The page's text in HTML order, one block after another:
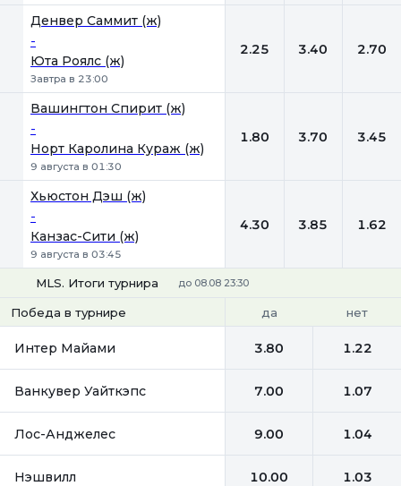
Денвер Саммит (ж)
-
Юта Роялс (ж)
Завтра в 23:00
2.25 3.40 2.70
Вашингтон Спирит (ж)
-
Норт Каролина Кураж (ж)
9 августа в 01:30
1.80 3.70 3.45
Хьюстон Дэш (ж)
-
Канзас-Сити (ж)
9 августа в 03:45
4.30 3.85 1.62
MLS. Итоги турнира до 08.08 23:30
Победа в турнире да нет
Интер Майами 3.80 1.22
Ванкувер Уайткэпс 7.00 1.07
Лос-Анджелес 9.00 1.04
Нэшвилл 10.00 1.03